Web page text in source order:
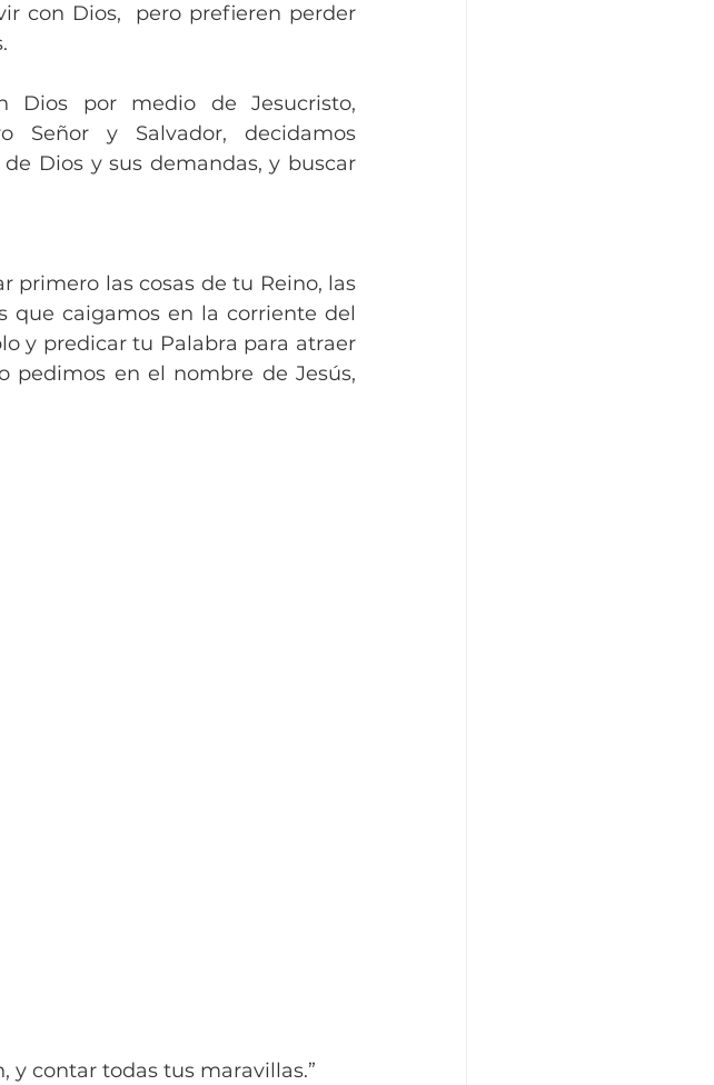
con Dios,  pero prefieren perder
Dios por medio de Jesucristo,
Señor y Salvador, decidamos
Dios y sus demandas, y buscar
primero las cosas de tu Reino, las
que caigamos en la corriente del
y predicar tu Palabra para atraer
pedimos en el nombre de Jesús,
y contar todas tus maravillas.”